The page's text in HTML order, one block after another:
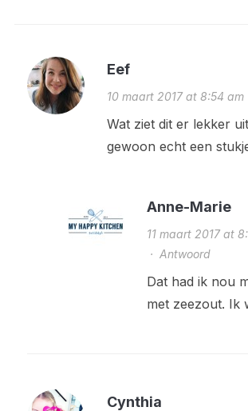
Eef
10 maart 2017 at 8:54 am
Wat ziet dit er lekker
gewoon echt een
Anne-Marie
11 maart 2017 at
· Antwoord
Dat had ik nou
met zeezout. Ik
Cynthia